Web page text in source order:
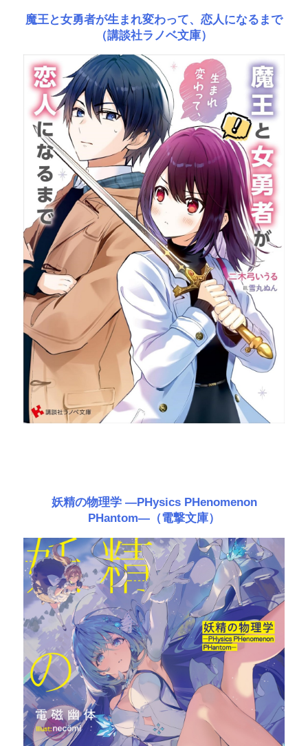
魔王と女勇者が生まれ変わって、恋人になるまで
（講談社ラノベ文庫）
妖精の物理学 ―PHysics PHenomenon
PHantom―（電撃文庫）